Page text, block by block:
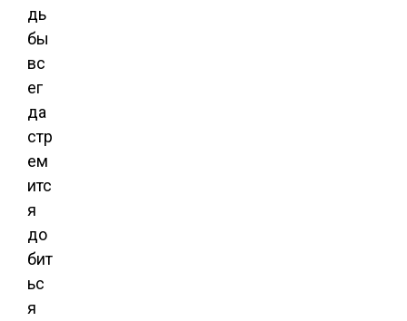
дь
бы
вс
ег
да
стр
ем
итс
я
до
бит
ьс
я